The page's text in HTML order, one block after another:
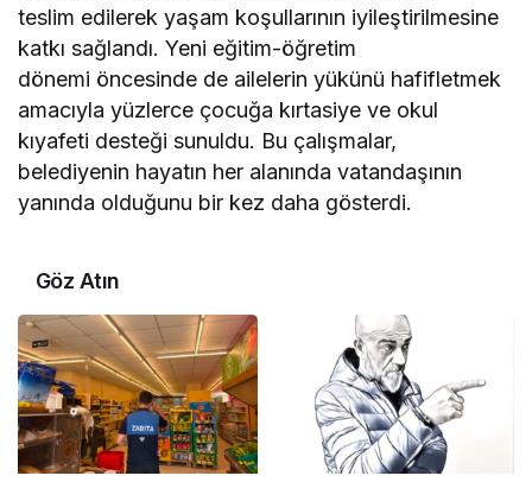
teslim edilerek yaşam koşullarının iyileştirilmesine
katkı sağlandı. Yeni eğitim-öğretim
dönemi öncesinde de ailelerin yükünü hafifletmek
amacıyla yüzlerce çocuğa kırtasiye ve okul
kıyafeti desteği sunuldu. Bu çalışmalar,
belediyenin hayatın her alanında vatandaşının
yanında olduğunu bir kez daha gösterdi.
Göz Atın